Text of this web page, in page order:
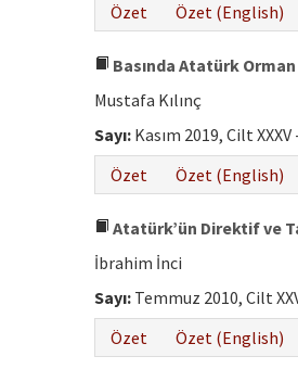
Özet
Özet (English)
Basında Atatürk
Mustafa Kılınç
Sayı: Kasım 2019, Cilt XXXV
Özet
Özet (English)
Atatürk’ün Direktif ve
İbrahim İnci
Sayı: Temmuz 2010, Cilt
Özet
Özet (English)